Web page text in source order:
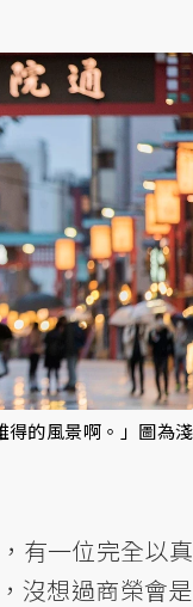
得的風景啊。」圖為淺
有一位完全以真
沒想過商榮會是